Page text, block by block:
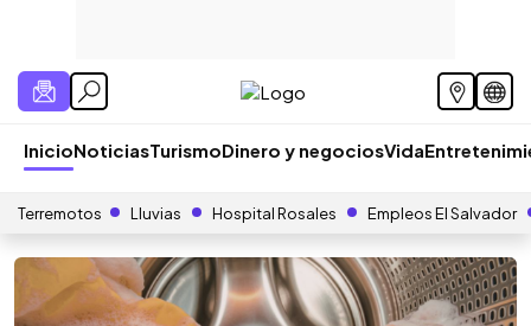
InicioNoticiasTurismoDinero y negociosVida
Terremotos Lluvias Hospital Rosales Empleos El Salvador